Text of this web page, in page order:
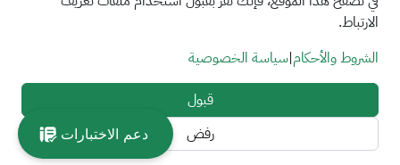
الارتباط.
الشروط والأحكام|سياسة الخصوصية
قبول
رفض
دعم الاختبارات